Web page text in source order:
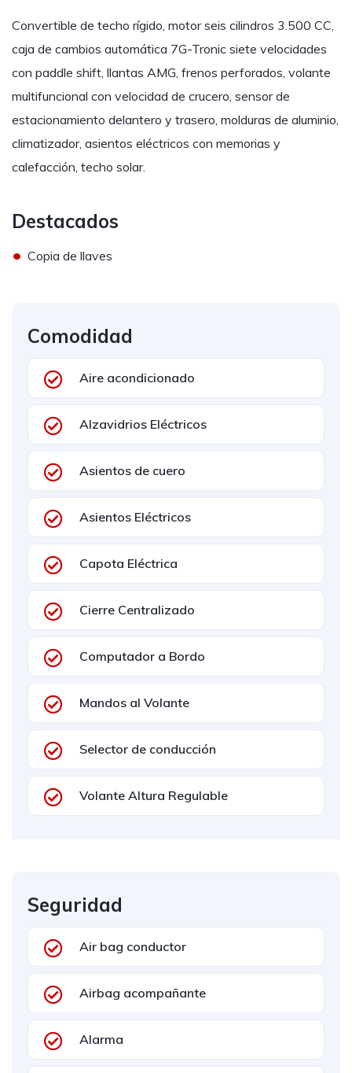
Convertible de techo rígido, motor seis cilindros 3.500 CC,
caja de cambios automática 7G-Tronic siete velocidades
con paddle shift, llantas AMG, frenos perforados, volante
multifuncional con velocidad de crucero, sensor de
estacionamiento delantero y trasero, molduras de aluminio,
climatizador, asientos eléctricos con memorias y
calefacción, techo solar.
Destacados
• Copia de llaves
Comodidad
Aire acondicionado
Alzavidrios Eléctricos
Asientos de cuero
Asientos Eléctricos
Capota Eléctrica
Cierre Centralizado
Computador a Bordo
Mandos al Volante
Selector de conducción
Volante Altura Regulable
Seguridad
Air bag conductor
Airbag acompañante
Alarma